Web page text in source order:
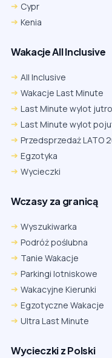
Cypr
Kenia
Wakacje All Inclusive
All Inclusive
Wakacje Last Minute
Last Minute wylot jutro
Last Minute wylot
Przedsprzedaż LATO
Egzotyka
Wycieczki
Wczasy za granicą
Wyszukiwarka
Podróż poślubna
Tanie Wakacje
Parkingi lotniskowe
Wakacyjne Kierunki
Egzotyczne Wakacje
Ultra Last Minute
Wycieczki z Polski